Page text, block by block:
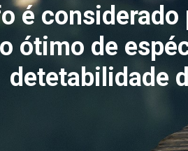
é
ótimo de
detetabilidade